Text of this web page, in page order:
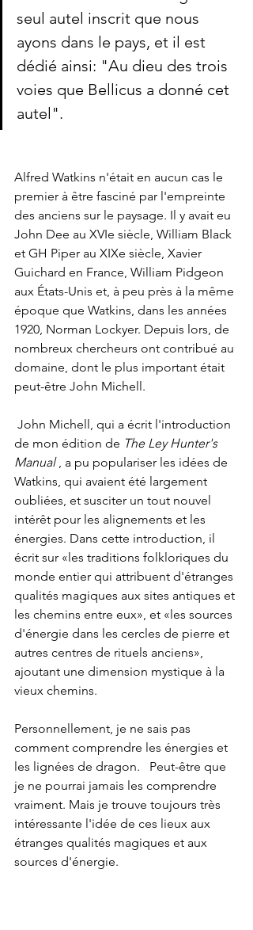
seul autel inscrit que nous
ayons dans le pays, et il est
dédié ainsi: "Au dieu des trois
voies que Bellicus a donné cet
autel".
Alfred Watkins n'était en aucun cas le
premier à être fasciné par l'empreinte
des anciens sur le paysage. Il y avait eu
John Dee au XVIe siècle, William Black
et GH Piper au XIXe siècle, Xavier
Guichard en France, William Pidgeon
aux États-Unis et, à peu près à la même
époque que Watkins, dans les années
1920, Norman Lockyer. Depuis lors, de
nombreux chercheurs ont contribué au
domaine, dont le plus important était
peut-être John Michell.
de mon édition de The Ley Hunter's
Manual , a pu populariser les idées de
Watkins, qui avaient été largement
oubliées, et susciter un tout nouvel
intérêt pour les alignements et les
énergies. Dans cette introduction, il
écrit sur «les traditions folkloriques du
monde entier qui attribuent d'étranges
qualités magiques aux sites antiques et
les chemins entre eux», et «les sources
d'énergie dans les cercles de pierre et
autres centres de rituels anciens»,
ajoutant une dimension mystique à la
vieux chemins.
Personnellement, je ne sais pas
comment comprendre les énergies et
les lignées de dragon.   Peut-être que
je ne pourrai jamais les comprendre
vraiment. Mais je trouve toujours très
intéressante l'idée de ces lieux aux
étranges qualités magiques et aux
sources d'énergie.